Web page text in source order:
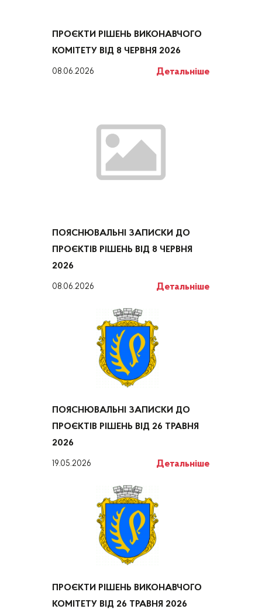
ПРОЄКТИ РІШЕНЬ ВИКОНАВЧОГО
КОМІТЕТУ ВІД 8 ЧЕРВНЯ 2026
08.06.2026 Детальніше
ПОЯСНЮВАЛЬНІ ЗАПИСКИ ДО
ПРОЄКТІВ РІШЕНЬ ВІД 8 ЧЕРВНЯ
2026
08.06.2026 Детальніше
ПОЯСНЮВАЛЬНІ ЗАПИСКИ ДО
ПРОЄКТІВ РІШЕНЬ ВІД 26 ТРАВНЯ
2026
19.05.2026 Детальніше
ПРОЄКТИ РІШЕНЬ ВИКОНАВЧОГО
КОМІТЕТУ ВІД 26 ТРАВНЯ 2026